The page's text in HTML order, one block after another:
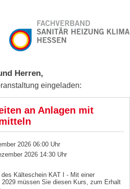
Herren,
eingeladen:
an Anlagen mit
2026 06:00 Uhr
2026 14:30 Uhr
Kälteschein KAT I - Mit einer
müssen Sie diesen Kurs, zum Erhalt